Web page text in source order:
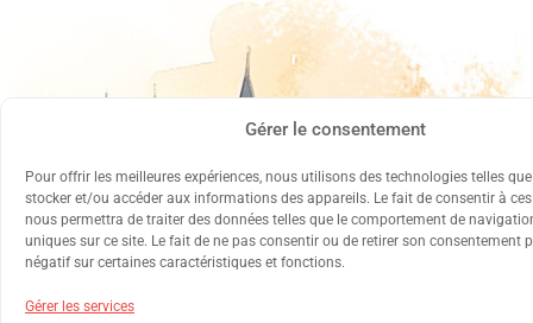
Gérer le consentement
Pour offrir les meilleures expériences, nous utilisons des technologies telles
stocker et/ou accéder aux informations des appareils. Le fait de consentir à
nous permettra de traiter des données telles que le comportement de
uniques sur ce site. Le fait de ne pas consentir ou de retirer son consentement
négatif sur certaines caractéristiques et fonctions.
Gérer les services